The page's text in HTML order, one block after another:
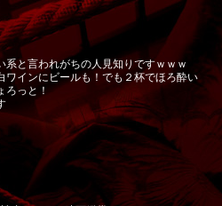
言われがちの人見知りですｗｗｗ
ンにビールも！でも２杯でほろ酔い
っと！